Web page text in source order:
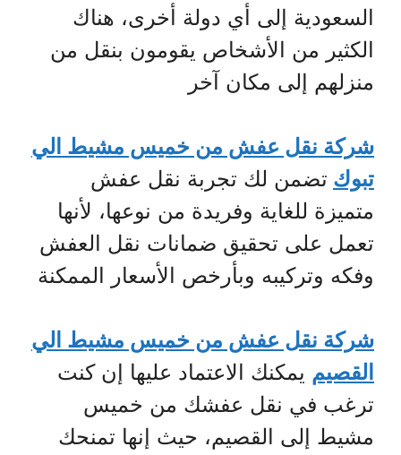
السعودية إلى أي دولة أخرى، هناك
الكثير من الأشخاص يقومون بنقل من
منزلهم إلى مكان آخر
شركة نقل عفش من خميس مشيط الي
تبوك تضمن لك تجربة نقل عفش
متميزة للغاية وفريدة من نوعها، لأنها
تعمل على تحقيق ضمانات نقل العفش
وفكه وتركيبه وبأرخص الأسعار الممكنة
شركة نقل عفش من خميس مشيط الي
القصيم يمكنك الاعتماد عليها إن كنت
ترغب في نقل عفشك من خميس
مشيط إلى القصيم، حيث إنها تمنحك